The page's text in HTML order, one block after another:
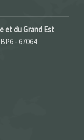
et du Grand Est
- 67064